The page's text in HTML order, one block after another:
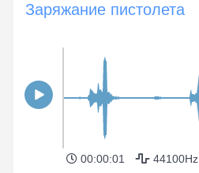
Заряжание пистолета
00:00:01 44100Hz